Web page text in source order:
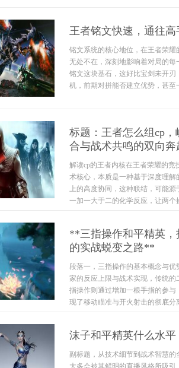
王者铭文快速，通往
铭文系统的核心地位，在王者荣
无处不在，深刻地影响着对局的
铭文这块基石，这好比宝剑未开
机，前期对拼能否建立优势，甚
标题：王者怎么组cp
合与战术共鸣的双向奔
解读cp的王者内核在王者荣耀的
术核心，本质是一种基于深度理
上的高度协同，这种联结，可能
一加一大于二的化学反应，让两个
**三指操作和平精英
的实战蜕变之路**
段落一，三指操作的基本概念与
家的反应上限与战术实现，传统
指操作则通过增加一根手指的参
现了移动瞄准与开火射击的彻底分
沫子和平精英什么水
副标题，从技术细节到战术智慧
大多会被其鲜明的直播风格所吸